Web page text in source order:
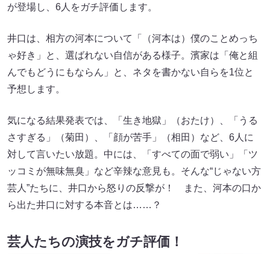
が登場し、6人をガチ評価します。
井口は、相方の河本について「（河本は）僕のことめっち
ゃ好き」と、選ばれない自信がある様子。濱家は「俺と組
んでもどうにもならん」と、ネタを書かない自らを1位と
予想します。
気になる結果発表では、「生き地獄」（おたけ）、「うる
さすぎる」（菊田）、「顔が苦手」（相田）など、6人に
対して言いたい放題。中には、「すべての面で弱い」「ツ
ッコミが無味無臭」など辛辣な意見も。そんな“じゃない方
芸人”たちに、井口から怒りの反撃が！ また、河本の口か
ら出た井口に対する本音とは……？
芸人たちの演技をガチ評価！